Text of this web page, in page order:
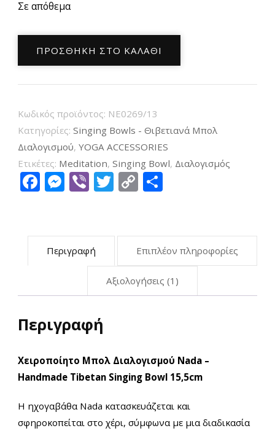
Σε απόθεμα
Χειροποίητο
Μπολ
–
Tibetan
Singing
Bowl
(Ηχογαβάθα)
ΠΡΟΣΘΉΚΗ ΣΤΟ ΚΑΛΆΘΙ
Κωδικός προϊόντος: NE0269/13
Κατηγορίες: Singing Bowls - Θιβετιανά Μπολ
Διαλογισμού, YOGA ACCESSORIES
Ετικέτες: Meditation, Singing Bowl, Διαλογισμός
Facebook
Messenger
ViberTwitter
Copy
Περιγραφή Επιπλέον πληροφορίες
Αξιολογήσεις (1)
Περιγραφή
Χειροποίητο Μπολ Διαλογισμού Νada –
Handmade Tibetan Singing Bowl 15,5cm
Η ηχογαβάθα Νada κατασκευάζεται και
σφηροκοπείται στο χέρι, σύμφωνα με μια διαδικασία